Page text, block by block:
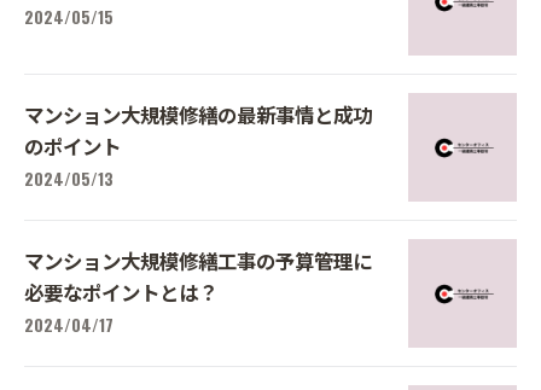
2024/05/15
マンション大規模修繕の最新事情と成功
のポイント
2024/05/13
マンション大規模修繕工事の予算管理に
必要なポイントとは？
2024/04/17